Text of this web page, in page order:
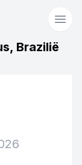
Brazilië